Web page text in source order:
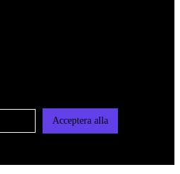
Acceptera alla